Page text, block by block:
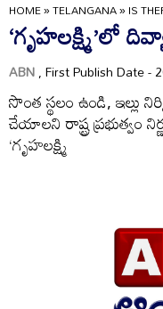
HOME»TELANGANA»IS
‘గృహలక్ష్మి’లో
ABN, First Publish Date -
సొంత స్థలం ఉండి, ఇల్లు
చేయాలని రాష్ట్ర ప్రభుత్వం
‘గృహలక్ష్మి